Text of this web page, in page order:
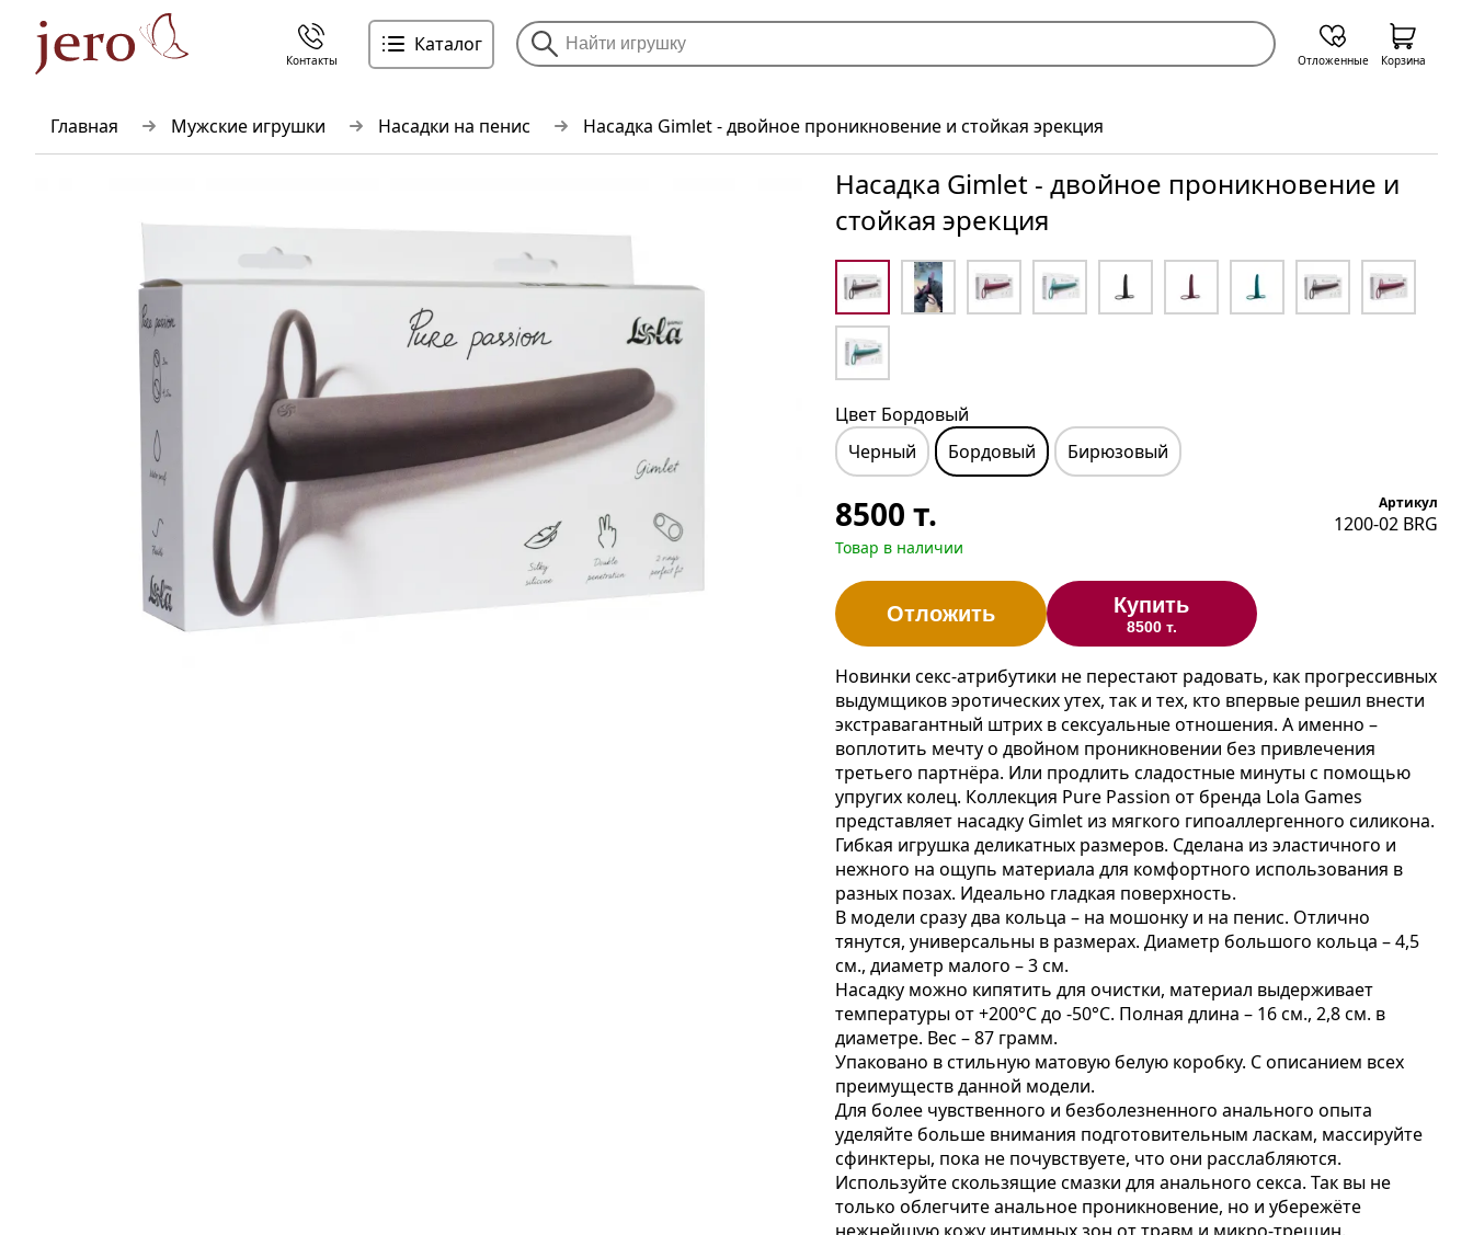
Главная Мужские игрушки Насадки на пенис Насадка Gimlet - двойное проникновение и стойкая эрекция
Насадка Gimlet - двойное проникновение и
стойкая эрекция
Цвет Бордовый
Черный
Бордовый Бирюзовый
8500 т.
Товар в наличии
Артикул
1200-02 BRG
Отложить Купить
8500 т.
Новинки секс-атрибутики не перестают радовать, как прогрессивных
выдумщиков эротических утех, так и тех, кто впервые решил внести
экстравагантный штрих в сексуальные отношения. А именно –
воплотить мечту о двойном проникновении без привлечения
третьего партнёра. Или продлить сладостные минуты с помощью
упругих колец. Коллекция Pure Passion от бренда Lola Games
представляет насадку Gimlet из мягкого гипоаллергенного силикона.
Гибкая игрушка деликатных размеров. Сделана из эластичного и
нежного на ощупь материала для комфортного использования в
разных позах. Идеально гладкая поверхность.
В модели сразу два кольца – на мошонку и на пенис. Отлично
тянутся, универсальны в размерах. Диаметр большого кольца – 4,5
см., диаметр малого – 3 см.
Насадку можно кипятить для очистки, материал выдерживает
температуры от +200°С до -50°С. Полная длина – 16 см., 2,8 см. в
диаметре. Вес – 87 грамм.
Упаковано в стильную матовую белую коробку. С описанием всех
преимуществ данной модели.
Для более чувственного и безболезненного анального опыта
уделяйте больше внимания подготовительным ласкам, массируйте
сфинктеры, пока не почувствуете, что они расслабляются.
Используйте скользящие смазки для анального секса. Так вы не
только облегчите анальное проникновение, но и убережёте
Контакты
Каталог
Отложенные Корзина